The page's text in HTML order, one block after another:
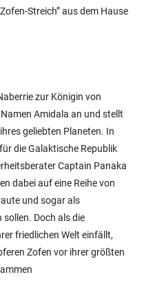
Streich” aus dem Hause
zur Königin von
Amidala an und stellt
geliebten Planeten. In
die Galaktische Republik
Captain Panaka
dabei auf eine Reihe von
und sogar als
sollen. Doch als die
friedlichen Welt einfällt,
Zofen vor ihrer größten